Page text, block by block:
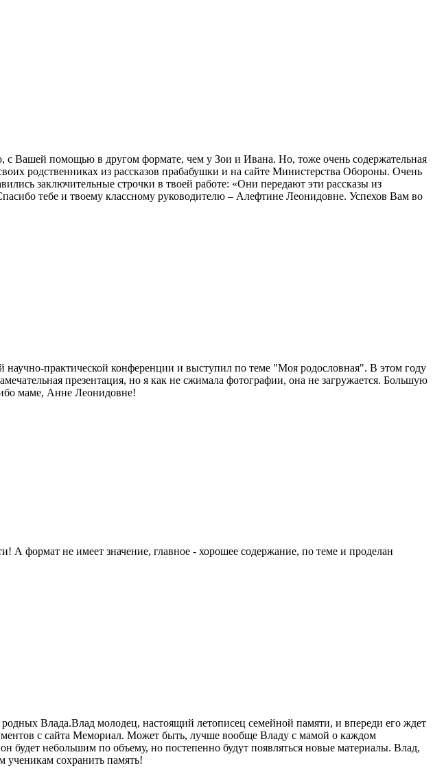
с Вашей помощью в другом формате, чем у Зои и Ивана. Но, тоже очень содержательная
родственниках из рассказов прабабушки и на сайте Министерства Обороны. Очень
заключительные строчки в твоей работе: «Они передают эти рассказы из
тебе и твоему классному руководителю – Алефтине Леонидовне. Успехов Вам во
практической конференции и выступил по теме "Моя родословная". В этом году
презентация, но я как не сжимала фотографии, она не загружается. Большую
маме, Анне Леонидовне!
А формат не имеет значение, главное - хорошее содержание, по теме и проделан
Влада.Влад молодец, настоящий летописец семейной памяти, и впереди его ждет
с сайта Мемориал. Может быть, лучше вообще Владу с мамой о каждом
будет небольшим по объему, но постепенно будут появляться новые материалы. Влад,
ученикам сохранить память!